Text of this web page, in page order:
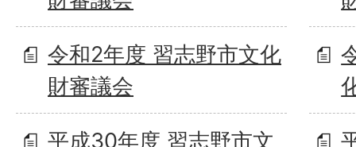
令和2年度 習志野市文化
財審議会
平成30年度 習志野市文